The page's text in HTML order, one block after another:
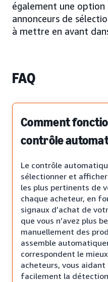
également une
annonceurs de
à mettre en avant
FAQ
Comment
contrôle
Le contrôle
sélectionner et
les plus pertinents de
chaque acheteur, en
signaux d’achat de
que vous n’avez plus
manuellement des
assemble
correspondent le
acheteurs, vous
facilement la